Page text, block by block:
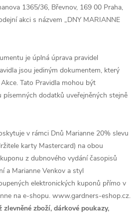
1365/36, Břevnov, 169 00 Praha,
akci s názvem „DNY MARIANNE
je úplná úprava pravidel
jsou jediným dokumentem, který
Tato Pravidla mohou být
dodatků uveřejněných stejně
v rámci Dnů Marianne 20% slevu
karty Mastercard) na obou
z dubnového vydání časopisů
a Marianne Venkov a styl
elektronických kuponů přímo v
na e-shopu. www.gardners-eshop.cz.
zboží, dárkové poukazy,